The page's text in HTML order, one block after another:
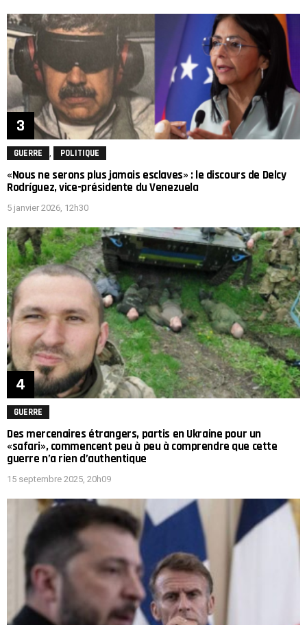
GUERRE POLITIQUE
«Nous ne serons plus jamais esclaves» : le discours de Delcy
Rodríguez, vice-présidente du Venezuela
5 janvier 2026, 12h30
GUERRE
Des mercenaires étrangers, partis en Ukraine pour un
«safari», commencent peu à peu à comprendre que cette
guerre n’a rien d’authentique
15 septembre 2025, 20h09